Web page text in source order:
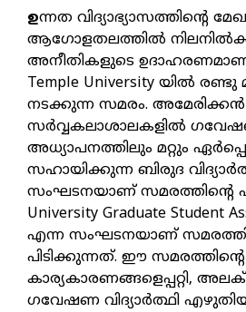
ഉന്നത വിദ്യാഭ്യാസത്തിന്റെ
ആഗോളതലത്തിൽ
അനീതികളുടെ
Temple University യിൽ രണ്ടു
നടക്കുന്ന സമരം. അമേരിക്കൻ
സർവ്വകലാശാലകളിൽ
അധ്യാപനത്തിലും മറ്റും
സഹായിക്കുന്ന ബിരുദ
സംഘടനയാണ് സമരത്തിന്റെ
University Graduate Student
എന്ന സംഘടനയാണ്
പിടിക്കുന്നത്. ഈ സമരത്തിന്റെ
കാര്യകാരണങ്ങളെപ്പറ്റി,
ഗവേഷണ വിദ്യാർത്ഥി